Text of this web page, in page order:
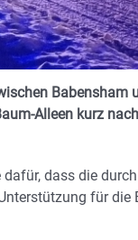
Alleen kurz
dass die
für